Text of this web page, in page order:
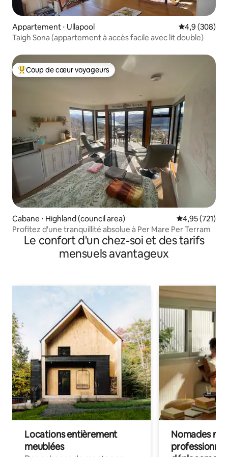
Appartement ⋅ Ullapool Évaluation
4,9 (308)
Taigh Sona (appartement à accès facile avec lit double)
Coups de cœur voyageurs les plus appréciés
Coup de cœur voyageurs
Cabane ⋅ Highland (council area) Évaluation
4,95 (721)
Profitez d'une tranquillité absolue à Per Mare Per Terram
Le confort d'un chez-soi et des tarifs
mensuels avantageux
Locations entièrement
meublées
Nomades